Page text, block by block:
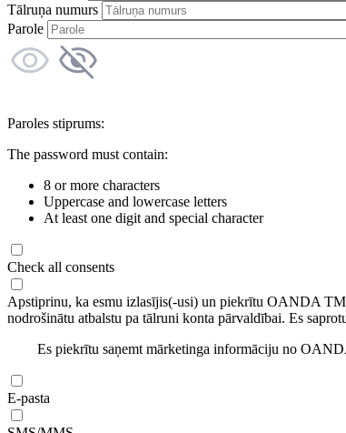
Tālruņa numurs
Parole
Paroles stiprums:
The password must contain:
8 or more characters
Uppercase and lowercase letters
At least one digit and special character
Check all consents
Apstiprinu, ka esmu izlasījis(-usi) un piekrītu OANDA
nodrošinātu atbalstu pa tālruni konta pārvaldībai. Es
Es piekrītu saņemt mārketinga informāciju no
E-pasta